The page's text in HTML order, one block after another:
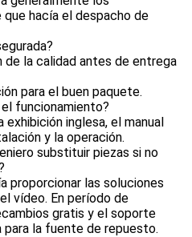
hacía el despacho de
de la calidad antes de entrega
para el buen paquete.
funcionamiento?
exhibición inglesa, el manual
y la operación.
substituir piezas si no
proporcionar las soluciones
vídeo. En período de
gratis y el soporte
la fuente de repuesto.